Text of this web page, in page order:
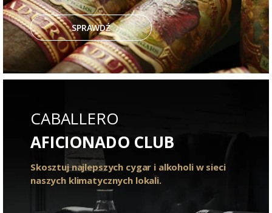
SPRAWDŹ
CABALLERO
AFICIONADO CLUB
Skosztuj najlepszych cygar i alkoholi w sieci
naszych klimatycznych lokali.